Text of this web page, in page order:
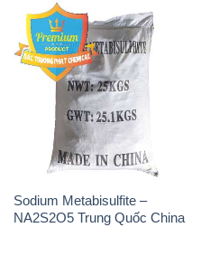
Sodium Metabisulfite –
NA2S2O5 Trung Quốc China